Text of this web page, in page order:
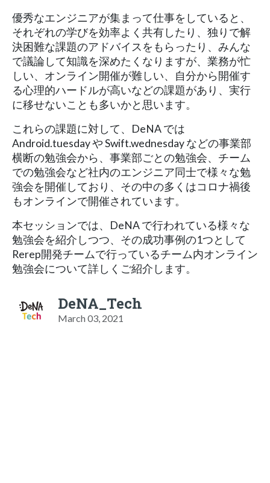
優秀なエンジニアが集まって仕事をしていると、
それぞれの学びを効率よく共有したり、独りで解
決困難な課題のアドバイスをもらったり、みんな
で議論して知識を深めたくなりますが、業務が忙
しい、オンライン開催が難しい、自分から開催す
る心理的ハードルが高いなどの課題があり、実行
に移せないことも多いかと思います。
これらの課題に対して、DeNA では
Android.tuesday や Swift.wednesday などの事業部
横断の勉強会から、事業部ごとの勉強会、チーム
での勉強会など社内のエンジニア同士で様々な勉
強会を開催しており、その中の多くはコロナ禍後
もオンラインで開催されています。
本セッションでは、DeNA で行われている様々な
勉強会を紹介しつつ、その成功事例の1つとして
Rerep開発チームで行っているチーム内オンライン
勉強会について詳しくご紹介します。
DeNA_Tech
March 03, 2021